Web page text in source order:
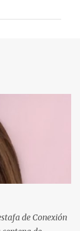
de Conexión